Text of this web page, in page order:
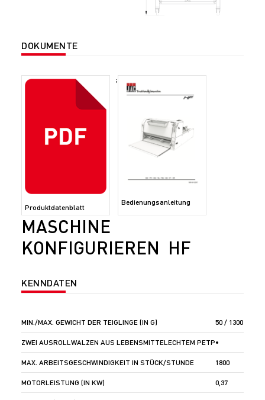
DOKUMENTE
Produktdatenblatt
;
Bedienungsanleitung
MASCHINE
KONFIGURIEREN HF
KENNDATEN
MIN./MAX. GEWICHT DER TEIGLINGE (IN G) 50 / 1300
ZWEI AUSROLLWALZEN AUS LEBENSMITTELECHTEM PETP•
MAX. ARBEITSGESCHWINDIGKEIT IN STÜCK/STUNDE 1800
MOTORLEISTUNG (IN KW) 0,37